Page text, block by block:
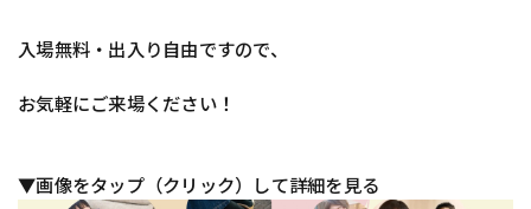
入場無料・出入り自由ですので、
お気軽にご来場ください！
▼画像をタップ（クリック）して詳細を見る